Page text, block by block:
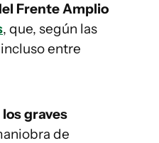
Frente Amplio
, que, según las
entre
graves
de